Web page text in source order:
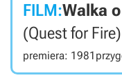
FILM:Walka
(Quest for Fire)
premiera: 1981